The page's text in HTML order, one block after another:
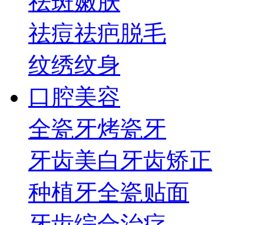
祛痘祛疤脱毛
纹绣纹身
口腔美容
全瓷牙烤瓷牙
牙齿美白 牙齿矫正
种植牙全瓷贴面